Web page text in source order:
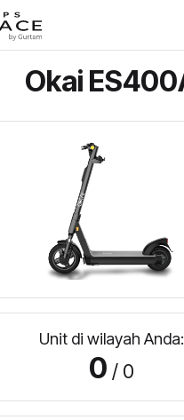
Okai
Unit di wilayah Anda:
0 / 0